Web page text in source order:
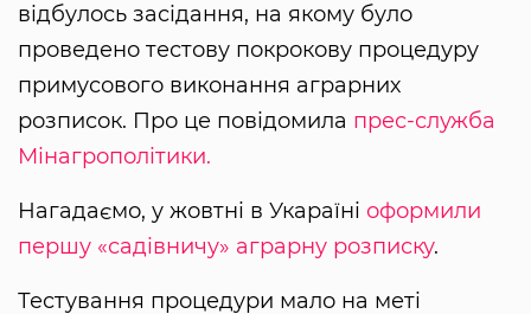
відбулось засідання, на якому було
проведено тестову покрокову процедуру
примусового виконання аграрних
розписок. Про це повідомила прес-служба
Мінагрополітики.
Нагадаємо, у жовтні в Укараїні оформили
першу «садівничу» аграрну розписку.
Тестування процедури мало на меті